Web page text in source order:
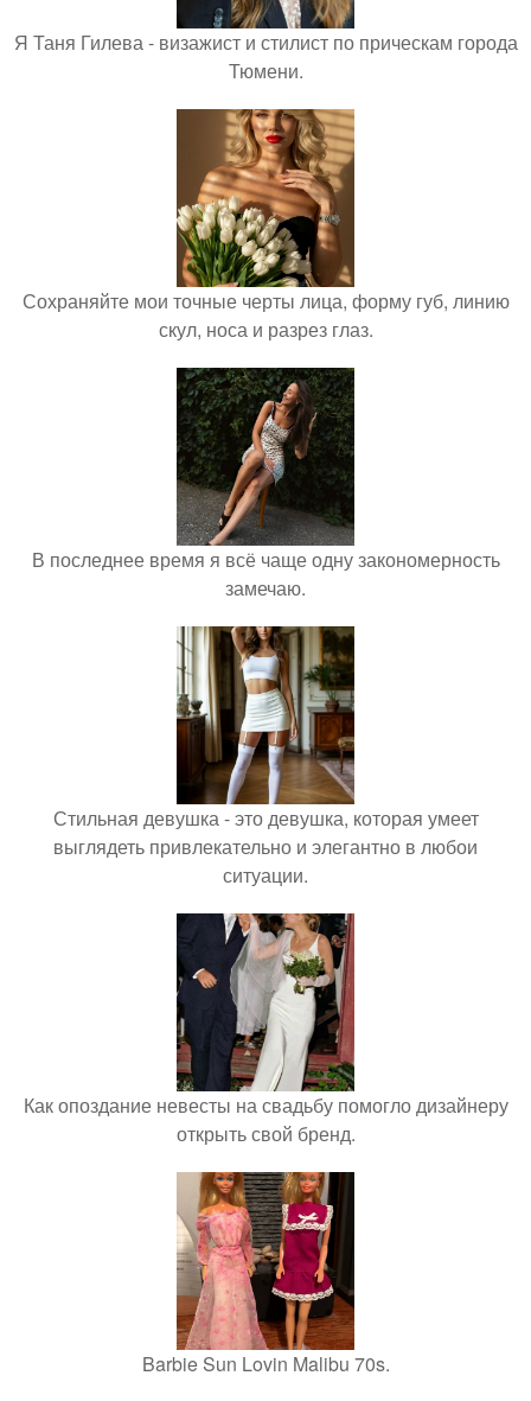
Я Таня Гилева - визажист и стилист по прическам города
Тюмени.
Сохраняйте мои точные черты лица, форму губ, линию
скул, носа и разрез глаз.
В последнее время я всё чаще одну закономерность
замечаю.
Стильная девушка - это девушка, которая умеет
выглядеть привлекательно и элегантно в любои
ситуации.
Как опоздание невесты на свадьбу помогло дизайнеру
открыть свой бренд.
Barbie Sun Lovin Malibu 70s.